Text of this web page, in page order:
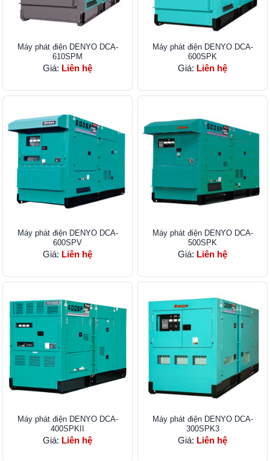
Máy phát điện DENYO DCA-
610SPM
Giá: Liên hệ
Máy phát điện DENYO DCA-
600SPK
Giá: Liên hệ
Máy phát điện DENYO DCA-
600SPV
Giá: Liên hệ
Máy phát điện DENYO DCA-
500SPK
Giá: Liên hệ
Máy phát điện DENYO DCA-
400SPKII
Giá: Liên hệ
Máy phát điện DENYO DCA-
300SPK3
Giá: Liên hệ